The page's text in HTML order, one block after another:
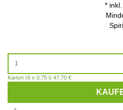
*
Karton (6 x 0,75 l) 47,70 €